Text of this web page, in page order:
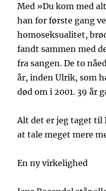
Med »Du kom med
han for første gang
homoseksualitet,
fandt sammen med
fra sangen. De to
år, inden Ulrik, som
død om i 2001. 39 år
Alt det er jeg taget til
at tale meget mere
En ny virkelighed